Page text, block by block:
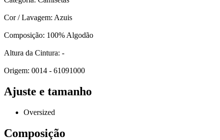
Cor / Lavagem: Azuis
Composição: 100% Algodão
Altura da Cintura: -
Origem: 0014 - 61091000
Ajuste e tamanho
Oversized
Composição